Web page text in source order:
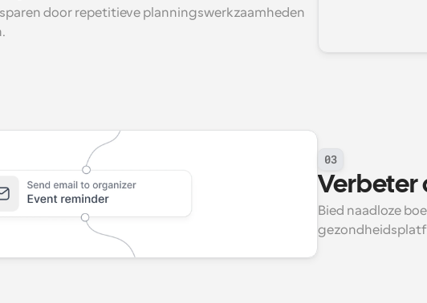
door repetitieve planningswerkzaamheden
03
Verbeter
Bied naadloze